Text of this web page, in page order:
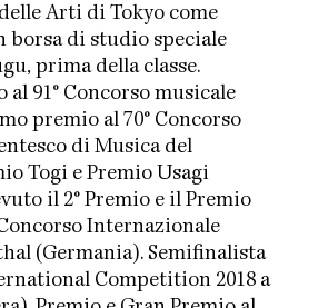
Arti di Tokyo come
borsa di studio speciale
prima della classe.
al 91° Concorso musicale
premio al 70° Concorso
di Musica del
Togi e Premio Usagi
il 2° Premio e il Premio
Internazionale
(Germania). Semifinalista
Competition 2018 a